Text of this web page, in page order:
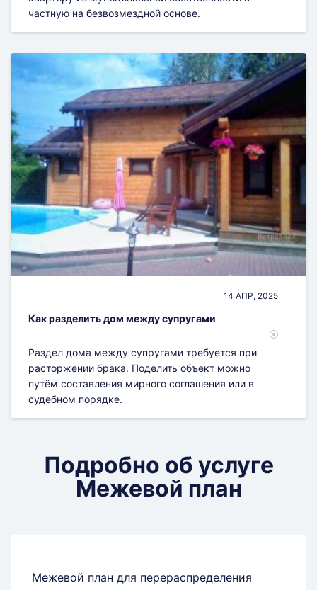
частную на безвозмездной основе.
14 АПР, 2025
Как разделить дом между супругами
Раздел дома между супругами требуется при
расторжении брака. Поделить объект можно
путём составления мирного соглашения или в
судебном порядке.
Подробно об услуге
Межевой план
Межевой план для перераспределения